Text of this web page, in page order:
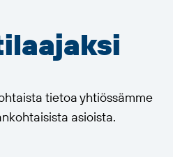
tietoa yhtiössämme
asioista.